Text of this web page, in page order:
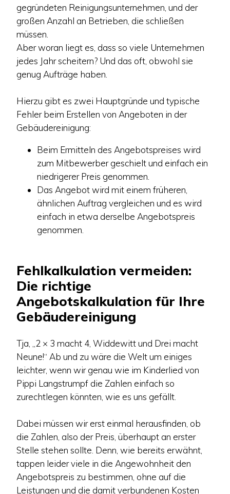
gegründeten Reinigungsunternehmen, und der
großen Anzahl an Betrieben, die schließen
müssen.
Aber woran liegt es, dass so viele Unternehmen
jedes Jahr scheitern? Und das oft, obwohl sie
genug Aufträge haben.
Hierzu gibt es zwei Hauptgründe und typische
Fehler beim Erstellen von Angeboten in der
Gebäudereinigung:
Beim Ermitteln des Angebotspreises wird
zum Mitbewerber geschielt und einfach ein
niedrigerer Preis genommen.
Das Angebot wird mit einem früheren,
ähnlichen Auftrag vergleichen und es wird
einfach in etwa derselbe Angebotspreis
genommen.
Fehlkalkulation vermeiden:
Die richtige
Angebotskalkulation für Ihre
Gebäudereinigung
Tja, „2 × 3 macht 4, Widdewitt und Drei macht
Neune!“ Ab und zu wäre die Welt um einiges
leichter, wenn wir genau wie im Kinderlied von
Pippi Langstrumpf die Zahlen einfach so
zurechtlegen könnten, wie es uns gefällt.
Dabei müssen wir erst einmal herausfinden, ob
die Zahlen, also der Preis, überhaupt an erster
Stelle stehen sollte. Denn, wie bereits erwähnt,
tappen leider viele in die Angewohnheit den
Angebotspreis zu bestimmen, ohne auf die
Leistungen und die damit verbundenen Kosten